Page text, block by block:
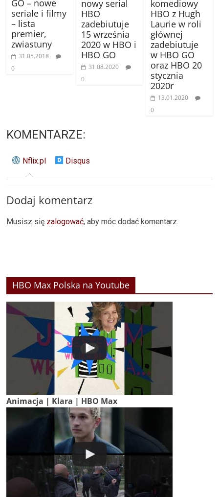
GO – nowe
seriale i filmy
– lista
premier,
zwiastuny
31.05.2018
0
nowy serial
HBO
zadebiutuje
15 września
2020 w HBO i
HBO GO
31.08.2020
0
komediowy
HBO z Hugh
Laurie w roli
głównej
zadebiutuje
w HBO GO
oraz HBO 20
stycznia
2020r
13.01.2020
0
KOMENTARZE:
Nflix.pl Disqus
Dodaj komentarz
Musisz się zalogować, aby móc dodać komentarz.
HBO Max Polska na Youtube
Animacja | Klara | HBO Max